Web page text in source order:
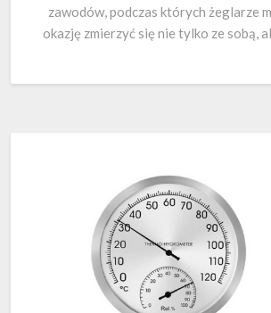
zawodów, podczas których żeglarze
okazję zmierzyć się nie tylko ze sobą,